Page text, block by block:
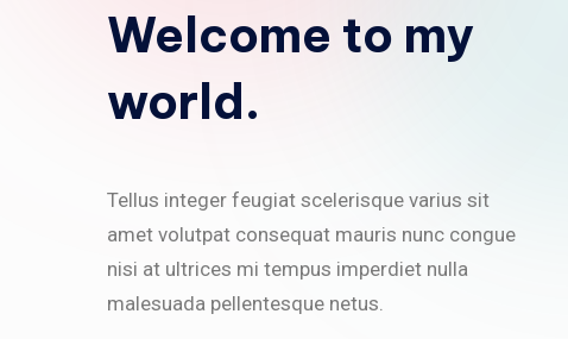
Welcome to my
world.
Tellus integer feugiat scelerisque varius sit
amet volutpat consequat mauris nunc congue
nisi at ultrices mi tempus imperdiet nulla
malesuada pellentesque netus.